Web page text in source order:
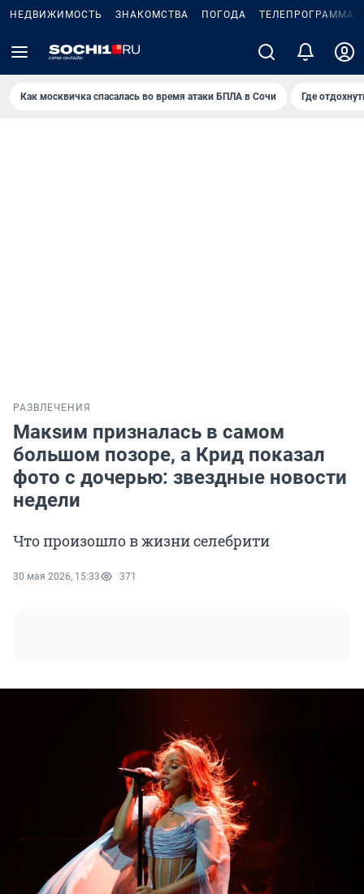
НЕДВИЖИМОСТЬ ЗНАКОМСТВА ПОГОДА ТЕЛЕПРОГРАММА
Как москвичка спасалась во время атаки БПЛА в Сочи Где
РАЗВЛЕЧЕНИЯ
Макsим призналась в самом
большом позоре, а Крид показал
фото с дочерью: звездные новости
недели
Что произошло в жизни селебрити
30 мая 2026, 15:33 371